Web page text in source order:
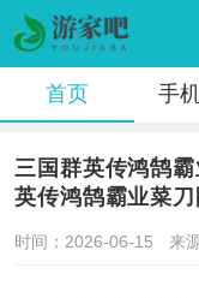
首页 手
三国群英传鸿鹄
英传鸿鹄霸业菜
时间：2026-06-15 来